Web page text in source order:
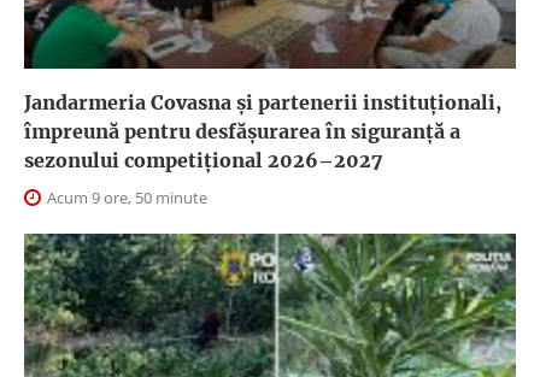
Jandarmeria Covasna și partenerii instituționali,
împreună pentru desfășurarea în siguranță a
sezonului competițional 2026–2027
Acum 9 ore, 50 minute